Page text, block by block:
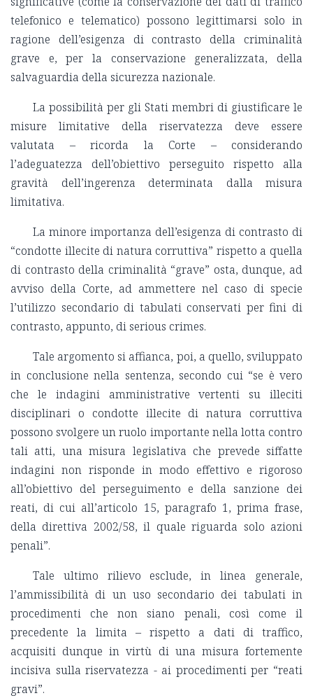
telefonico e telematico) possono legittimarsi solo in
ragione dell’esigenza di contrasto della criminalità
grave e, per la conservazione generalizzata, della
salvaguardia della sicurezza nazionale.
La possibilità per gli Stati membri di giustificare le
misure limitative della riservatezza deve essere
valutata – ricorda la Corte – considerando
l’adeguatezza dell’obiettivo perseguito rispetto alla
gravità dell’ingerenza determinata dalla misura
limitativa.
La minore importanza dell’esigenza di contrasto di
“condotte illecite di natura corruttiva” rispetto a quella
di contrasto della criminalità “grave” osta, dunque, ad
avviso della Corte, ad ammettere nel caso di specie
l’utilizzo secondario di tabulati conservati per fini di
contrasto, appunto, di serious crimes.
Tale argomento si affianca, poi, a quello, sviluppato
in conclusione nella sentenza, secondo cui “se è vero
che le indagini amministrative vertenti su illeciti
disciplinari o condotte illecite di natura corruttiva
possono svolgere un ruolo importante nella lotta contro
tali atti, una misura legislativa che prevede siffatte
indagini non risponde in modo effettivo e rigoroso
all’obiettivo del perseguimento e della sanzione dei
reati, di cui all’articolo 15, paragrafo 1, prima frase,
della direttiva 2002/58, il quale riguarda solo azioni
penali”.
Tale ultimo rilievo esclude, in linea generale,
l’ammissibilità di un uso secondario dei tabulati in
procedimenti che non siano penali, così come il
precedente la limita – rispetto a dati di traffico,
acquisiti dunque in virtù di una misura fortemente
incisiva sulla riservatezza - ai procedimenti per “reati
gravi”.